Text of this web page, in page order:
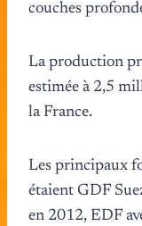
couches
La production
estimée à 2,5
la France.
Les principaux
étaient GDF
en 2012, EDF